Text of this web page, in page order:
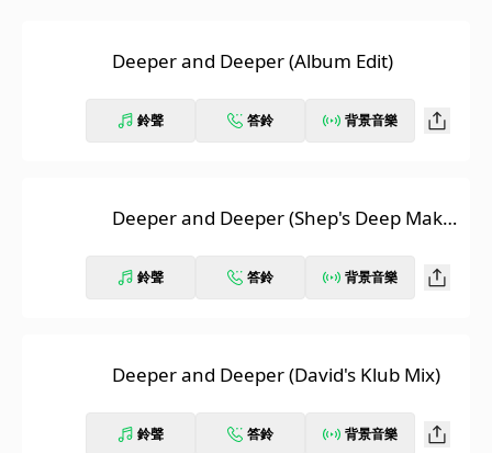
Deeper and Deeper (Album Edit)
鈴聲 答鈴 背景音樂
Deeper and Deeper (Shep's Deep Make
鈴聲 答鈴 背景音樂
Deeper and Deeper (David's Klub Mix)
鈴聲 答鈴 背景音樂